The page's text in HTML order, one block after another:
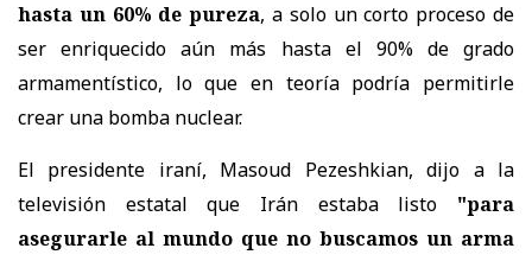
hasta un 60% de pureza, a solo un corto proceso de
ser enriquecido aún más hasta el 90% de grado
armamentístico, lo que en teoría podría permitirle
crear una bomba nuclear.
El presidente iraní, Masoud Pezeshkian, dijo a la
televisión estatal que Irán estaba listo "para
asegurarle al mundo que no buscamos un arma